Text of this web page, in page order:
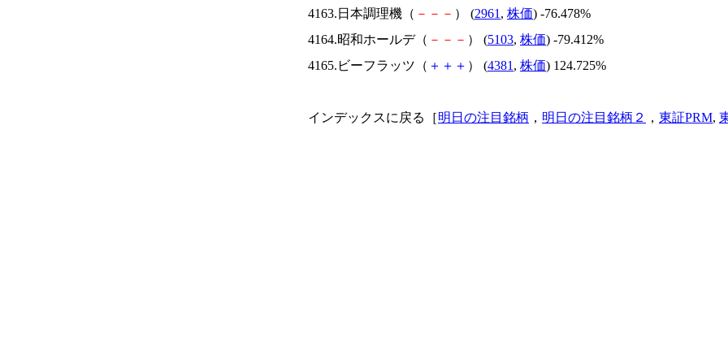
4163.日本調理機（ － － － ） (2961 , 株価) -76.478%
4164.昭和ホールデ（ － － － ） (5103, 株価) -79.412%
4165.ビーフラッツ（ ＋ ＋ ＋ ） (4381 , 株価) 124.725%
インデックスに戻る［明日の注目銘柄 ， 明日の注目銘柄２ ， 東証PRM,